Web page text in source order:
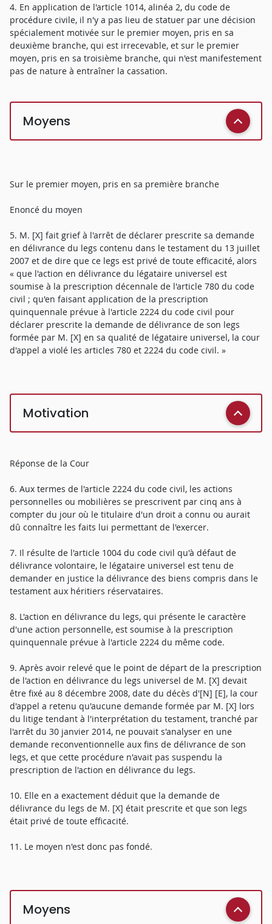
4. En application de l'article 1014, alinéa 2, du code de
procédure civile, il n'y a pas lieu de statuer par une décision
spécialement motivée sur le premier moyen, pris en sa
deuxième branche, qui est irrecevable, et sur le premier
moyen, pris en sa troisième branche, qui n'est manifestement
pas de nature à entraîner la cassation.
Moyens
Sur le premier moyen, pris en sa première branche
Enoncé du moyen
5. M. [X] fait grief à l'arrêt de déclarer prescrite sa demande
en délivrance du legs contenu dans le testament du 13 juillet
2007 et de dire que ce legs est privé de toute efficacité, alors
« que l'action en délivrance du légataire universel est
soumise à la prescription décennale de l'article 780 du code
civil ; qu'en faisant application de la prescription
quinquennale prévue à l'article 2224 du code civil pour
déclarer prescrite la demande de délivrance de son legs
formée par M. [X] en sa qualité de légataire universel, la cour
d'appel a violé les articles 780 et 2224 du code civil. »
Motivation
Réponse de la Cour
6. Aux termes de l'article 2224 du code civil, les actions
personnelles ou mobilières se prescrivent par cinq ans à
compter du jour où le titulaire d'un droit a connu ou aurait
dû connaître les faits lui permettant de l'exercer.
7. Il résulte de l'article 1004 du code civil qu'à défaut de
délivrance volontaire, le légataire universel est tenu de
demander en justice la délivrance des biens compris dans le
testament aux héritiers réservataires.
8. L'action en délivrance du legs, qui présente le caractère
d'une action personnelle, est soumise à la prescription
quinquennale prévue à l'article 2224 du même code.
9. Après avoir relevé que le point de départ de la prescription
de l'action en délivrance du legs universel de M. [X] devait
être fixé au 8 décembre 2008, date du décès d'[N] [E], la cour
d'appel a retenu qu'aucune demande formée par M. [X] lors
du litige tendant à l'interprétation du testament, tranché par
l'arrêt du 30 janvier 2014, ne pouvait s'analyser en une
demande reconventionnelle aux fins de délivrance de son
legs, et que cette procédure n'avait pas suspendu la
prescription de l'action en délivrance du legs.
10. Elle en a exactement déduit que la demande de
délivrance du legs de M. [X] était prescrite et que son legs
était privé de toute efficacité.
11. Le moyen n'est donc pas fondé.
Moyens